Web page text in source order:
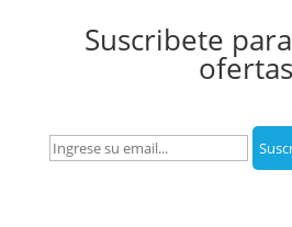
Suscribete
ofertas